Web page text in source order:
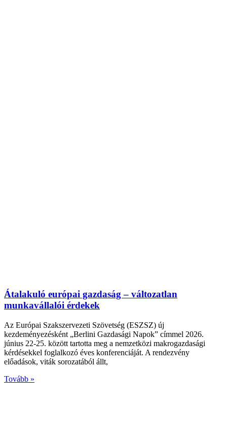
Átalakuló európai gazdaság – változatlan
munkavállalói érdekek
Az Európai Szakszervezeti Szövetség (ESZSZ) új
kezdeményezésként „Berlini Gazdasági Napok” címmel 2026.
június 22-25. között tartotta meg a nemzetközi makrogazdasági
kérdésekkel foglalkozó éves konferenciáját. A rendezvény
előadások, viták sorozatából állt,
Tovább »